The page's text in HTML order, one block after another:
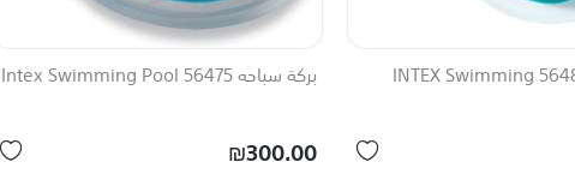
بركة سباحه 56483 INTEX Swimming بركة سباحه Intex Swimming Pool 56475
₪300.00